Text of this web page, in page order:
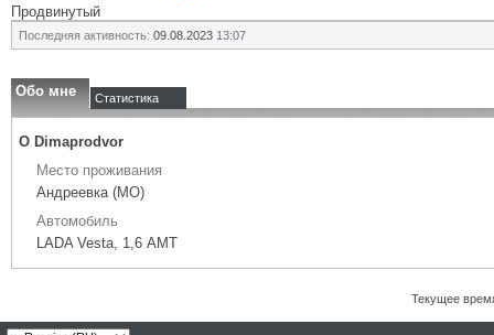
Продвинутый
Последняя активность: 09.08.2023 13:07
Обо мне Статистика
О Dimaprodvor
Место проживания
Андреевка (МО)
Автомобиль
LADA Vesta, 1,6 АМТ
Текущее